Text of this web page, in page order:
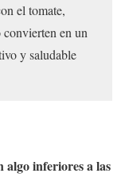
el tomate,
en un
y saludable
algo inferiores a las